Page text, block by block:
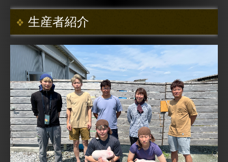
生産者紹介
お問合せ
生産者紹介